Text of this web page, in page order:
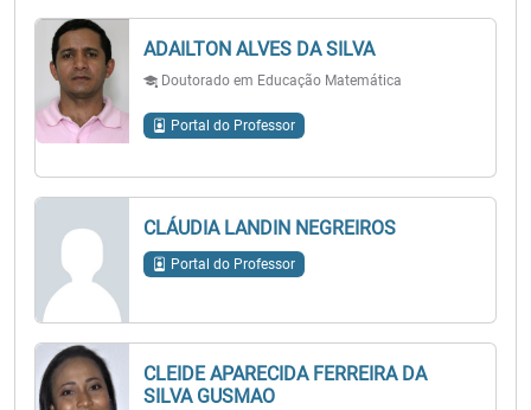
ADAILTON ALVES DA SILVA
Doutorado em Educação Matemática
Portal do Professor
CLÁUDIA LANDIN NEGREIROS
Portal do Professor
CLEIDE APARECIDA FERREIRA DA
SILVA GUSMAO